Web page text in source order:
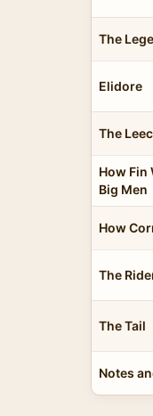
The
Elidore
The
How Fin
Big Men
How
The
The Tail
Notes